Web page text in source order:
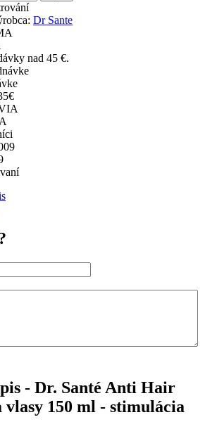
Dr Sante
nad 45 €.
- Dr. Santé Anti Hair
vlasy 150 ml - stimulácia